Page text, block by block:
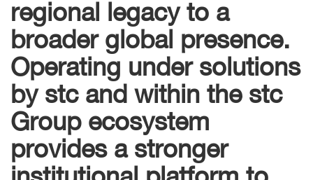
broader global presence.
Operating under solutions
by stc and within the stc
Group ecosystem
provides a stronger